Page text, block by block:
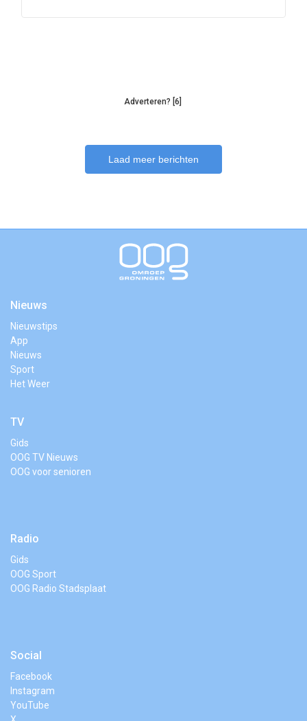
Adverteren? [6]
Laad meer berichten
Nieuws
Nieuwstips
App
Nieuws
Sport
Het Weer
TV
Gids
OOG TV Nieuws
OOG voor senioren
Radio
Gids
OOG Sport
OOG Radio Stadsplaat
Social
Facebook
Instagram
YouTube